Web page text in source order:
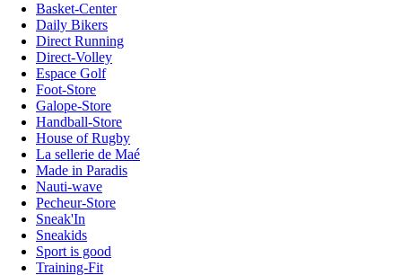
Basket-Center
Daily Bikers
Direct Running
Direct-Volley
Espace Golf
Foot-Store
Galope-Store
Handball-Store
House of Rugby
La sellerie de Maé
Made in Paradis
Nauti-wave
Pecheur-Store
Sneak'In
Sneakids
Sport is good
Training-Fit